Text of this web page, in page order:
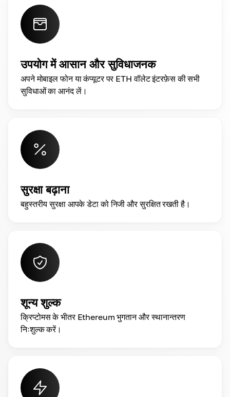
उपयोग में आसान और सुविधाजनक
अपने मोबाइल फोन या कंप्यूटर पर ETH वॉलेट इंटरफ़ेस की सभी
सुविधाओं का आनंद लें।
सुरक्षा बढ़ाना
बहुस्तरीय सुरक्षा आपके डेटा को निजी और सुरक्षित रखती है।
शून्य शुल्क
क्रिप्टोमस के भीतर Ethereum भुगतान और स्थानान्तरण
निःशुल्क करें।